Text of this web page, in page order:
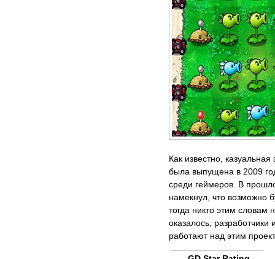
Как известно,
была выпущена в 2009
среди геймеров. В
намекнул, что возможно
тогда никто этим словам
оказалось,
работают над этим